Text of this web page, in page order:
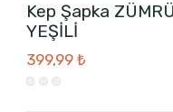
Kep Şapka
YEŞİLİ
399,99 ₺